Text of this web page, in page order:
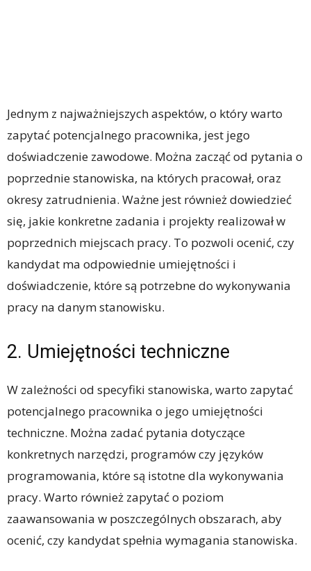
Jednym z najważniejszych aspektów, o który warto
zapytać potencjalnego pracownika, jest jego
doświadczenie zawodowe. Można zacząć od pytania o
poprzednie stanowiska, na których pracował, oraz
okresy zatrudnienia. Ważne jest również dowiedzieć
się, jakie konkretne zadania i projekty realizował w
poprzednich miejscach pracy. To pozwoli ocenić, czy
kandydat ma odpowiednie umiejętności i
doświadczenie, które są potrzebne do wykonywania
pracy na danym stanowisku.
2. Umiejętności techniczne
W zależności od specyfiki stanowiska, warto zapytać
potencjalnego pracownika o jego umiejętności
techniczne. Można zadać pytania dotyczące
konkretnych narzędzi, programów czy języków
programowania, które są istotne dla wykonywania
pracy. Warto również zapytać o poziom
zaawansowania w poszczególnych obszarach, aby
ocenić, czy kandydat spełnia wymagania stanowiska.